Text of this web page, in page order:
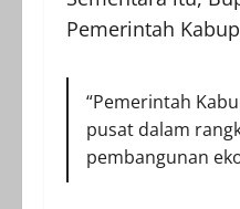
Pemerintah
“Pemerintah
pusat dalam
pembangunan